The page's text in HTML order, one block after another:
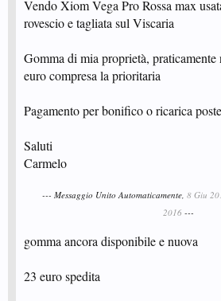
Vendo Xiom Vega Pro Rossa max
rovescio e tagliata sul Viscaria
Gomma di mia proprietà, praticamente
euro compresa la prioritaria
Pagamento per bonifico o ricarica
Saluti
Carmelo
--- Messaggio Unito Automaticamente, 8 Giu
2016 ---
gomma ancora disponibile e nuova
23 euro spedita